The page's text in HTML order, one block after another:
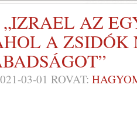
AZ
A ZSIDÓK
03-01 ROVAT: